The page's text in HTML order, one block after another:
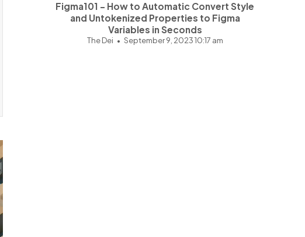
Figma101 - How to Automatic Convert Style
and Untokenized Properties to Figma
Variables in Seconds
The Dei September 9, 2023 10:17 am